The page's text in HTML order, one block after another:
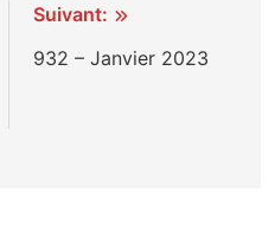
Suivant:
932 – Janvier 2023